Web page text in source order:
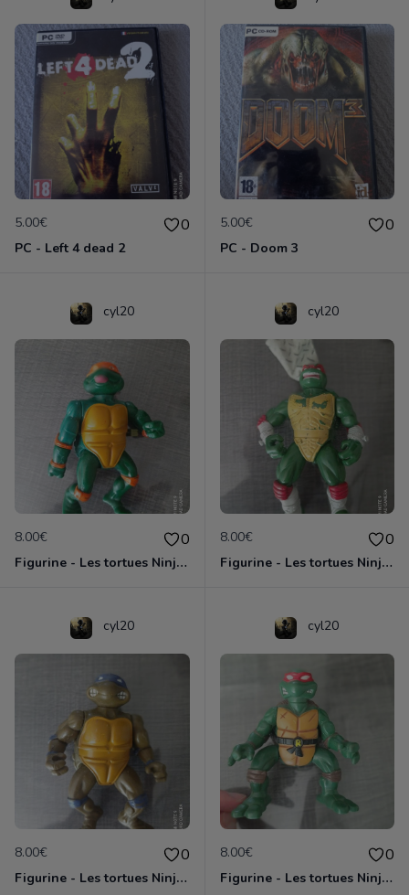
5.00€ 0
PC - Left 4 dead 2
5.00€ 0
PC - Doom 3
cyl20
8.00€ 0
Figurine - Les tortues Ninja - Michaelangelo
cyl20
8.00€ 0
Figurine - Les tortues Ninja - Raphael
cyl20
8.00€ 0
Figurine - Les tortues Ninja - Donatello
cyl20
8.00€ 0
Figurine - Les tortues Ninja - Raphael